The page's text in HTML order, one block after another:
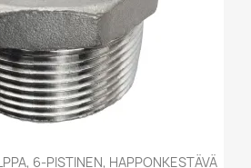
6-PISTINEN, HAPPONKESTÄVÄ